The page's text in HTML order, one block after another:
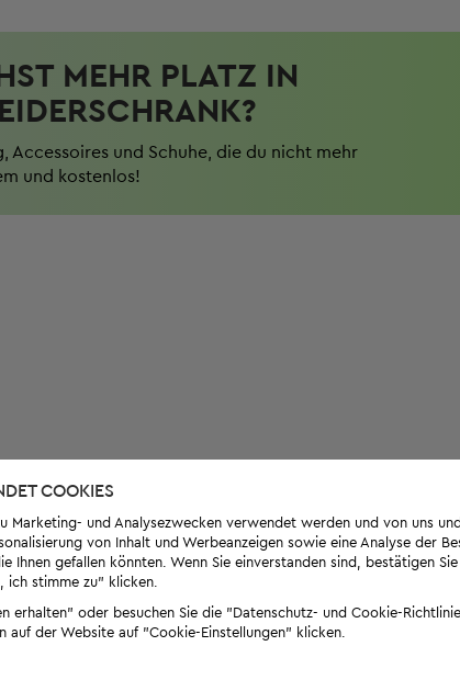
MEHR PLATZ IN
Accessoires und Schuhe, die du nicht mehr
und kostenlos!
COOKIES
Marketing- und Analysezwecken verwendet werden und von uns
von Inhalt und Werbeanzeigen sowie eine Analyse der
gefallen könnten. Wenn Sie einverstanden sind, bestätigen
ich stimme zu" klicken.
oder besuchen Sie die "Datenschutz- und Cookie-
auf der Website auf "Cookie-Einstellungen" klicken.